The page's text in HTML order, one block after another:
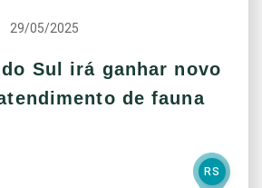
29/05/2025
Sul irá ganhar novo
de fauna
RS